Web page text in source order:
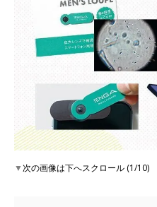
▼次の画像は下へスクロール (1/10)